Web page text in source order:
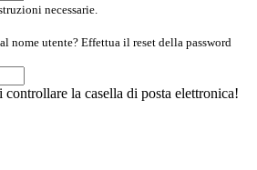
necessarie.
nome utente? Effettua il reset della password
la casella di posta elettronica!